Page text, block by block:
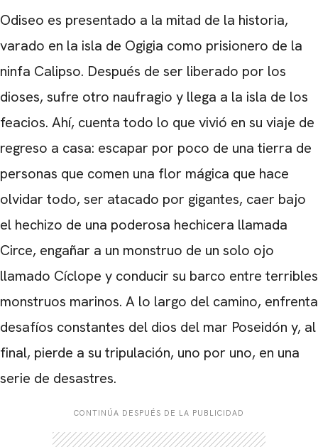
Odiseo es presentado a la mitad de la historia,
varado en la isla de Ogigia como prisionero de la
ninfa Calipso. Después de ser liberado por los
dioses, sufre otro naufragio y llega a la isla de los
feacios. Ahí, cuenta todo lo que vivió en su viaje de
regreso a casa: escapar por poco de una tierra de
personas que comen una flor mágica que hace
olvidar todo, ser atacado por gigantes, caer bajo
el hechizo de una poderosa hechicera llamada
Circe, engañar a un monstruo de un solo ojo
llamado Cíclope y conducir su barco entre terribles
monstruos marinos. A lo largo del camino, enfrenta
desafíos constantes del dios del mar Poseidón y, al
final, pierde a su tripulación, uno por uno, en una
serie de desastres.
CONTINÚA DESPUÉS DE LA PUBLICIDAD